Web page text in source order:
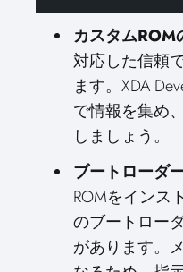
カスタムROM
対応した信頼
ます。XDA
で情報を集め
しましょう。
ブートローダ
ROMをインス
のブートロー
があります。